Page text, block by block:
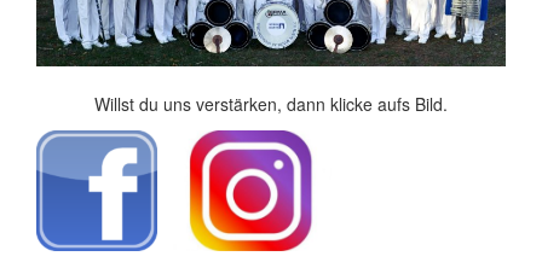
Willst du uns verstärken, dann klicke aufs Bild.